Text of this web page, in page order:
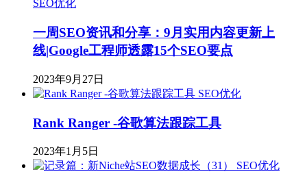
SEO优化
一周SEO资讯和分享：9月实用内容更新上
线|Google工程师透露15个SEO要点
2023年9月27日
SEO优化
Rank Ranger -谷歌算法跟踪工具
2023年1月5日
SEO优化